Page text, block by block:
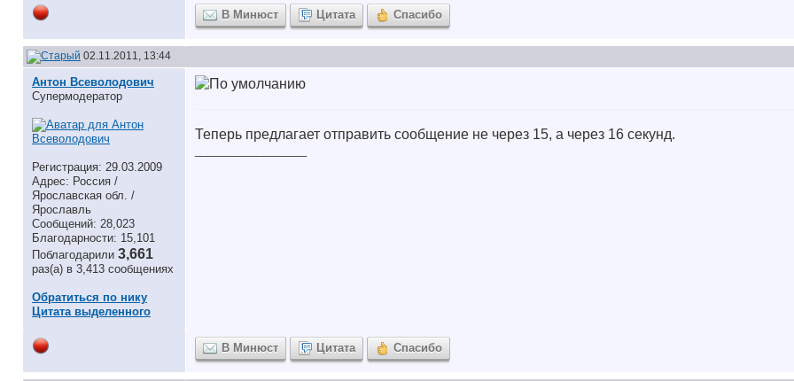
В Минюст Цитата Спасибо
02.11.2011, 13:44
Антон Всеволодович
Супермодератор
Регистрация: 29.03.2009
Адрес: Россия /
Ярославская обл. /
Ярославль
Сообщений: 28,023
Благодарности: 15,101
Поблагодарили 3,661
раз(а) в 3,413 сообщениях
Обратиться по нику
Цитата выделенного
Теперь предлагает отправить сообщение не через 15, а через 16 секунд.
В Минюст Цитата Спасибо